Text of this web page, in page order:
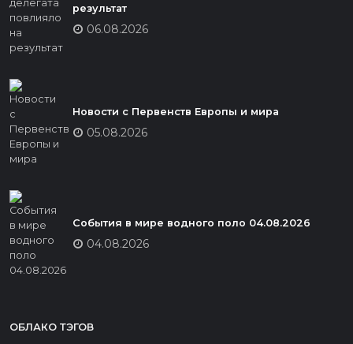
результат
06.08.2026
Новости с Первенств Европы и мира
05.08.2026
События в мире водного поло 04.08.2026
04.08.2026
ОБЛАКО ТЭГОВ